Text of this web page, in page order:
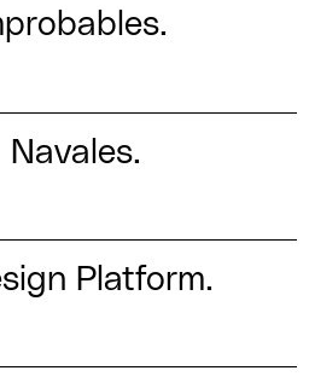
Platform.